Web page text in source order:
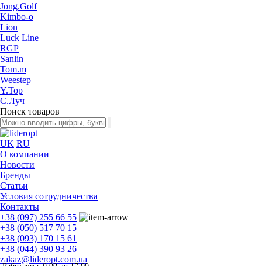
Jong.Golf
Kimbo-o
Lion
Luck Line
RGP
Sanlin
Tom.m
Weestep
Y.Top
С.Луч
Поиск товаров
UK RU
О компании
Новости
Бренды
Статьи
Условия сотрудничества
Контакты
+38 (097) 255 66 55
+38 (050) 517 70 15
+38 (093) 170 15 61
+38 (044) 390 93 26
zakaz@lideropt.com.ua